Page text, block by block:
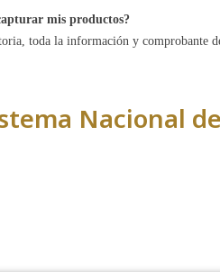
mis productos?
toda la información y comprobante
Nacional